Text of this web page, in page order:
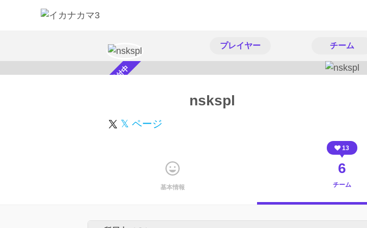
プレイヤー チーム
スカウト受付中 nskspl
𝕏 ページ
基本情報
13
6
チーム